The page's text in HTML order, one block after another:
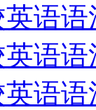
语语
语语
语语